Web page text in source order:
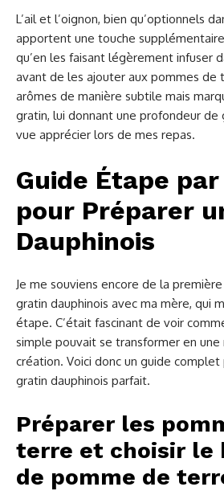
L’ail et l’oignon, bien qu’optionnels
apportent une touche supplémentaire
qu’en les faisant légèrement infuser
avant de les ajouter aux pommes de
arômes de manière subtile mais
gratin, lui donnant une profondeur de
vue apprécier lors de mes repas.
Guide Étape
pour Préparer
Dauphinois
Je me souviens encore de la première
gratin dauphinois avec ma mère, qui
étape. C’était fascinant de voir
simple pouvait se transformer en
création. Voici donc un guide
gratin dauphinois parfait.
Préparer les
terre et choisir le
de pomme de